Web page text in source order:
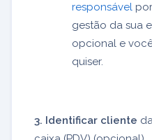
responsável
gestão da sua
opcional e
quiser.
3. Identificar cliente